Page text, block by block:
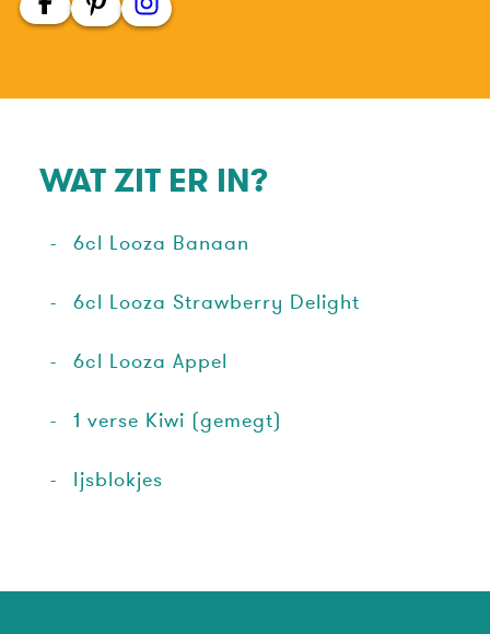
WAT ZIT ER IN?
6cl Looza Banaan
6cl Looza Strawberry Delight
6cl Looza Appel
1 verse Kiwi (gemegt)
Ijsblokjes